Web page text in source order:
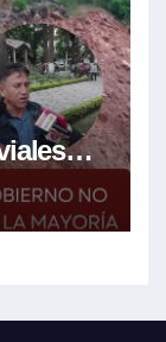
de la